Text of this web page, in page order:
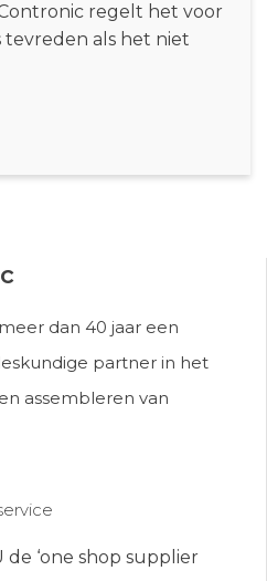
regelt het voor
tevreden als het niet
dan 40 jaar een
partner in het
assembleren van
de ‘one shop supplier